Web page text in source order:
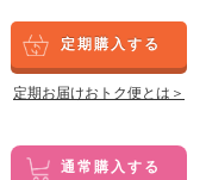
定期購入する
定期お届けおトク便とは＞
通常購入する